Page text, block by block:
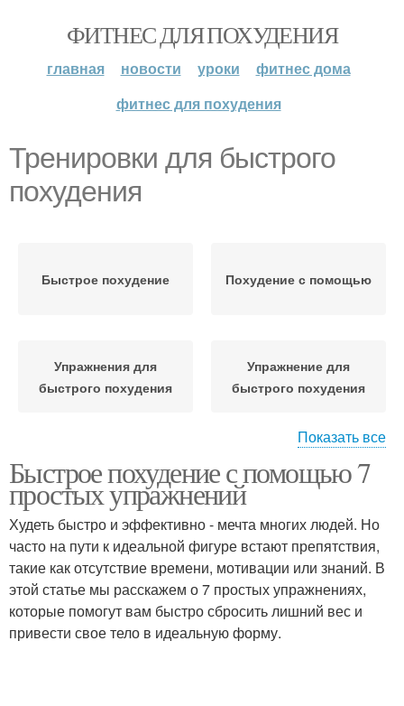
ФИТНЕС ДЛЯ ПОХУДЕНИЯ
главная новости уроки
фитнес дома
фитнес для похудения
Тренировки для быстрого
похудения
Быстрое похудение Похудение с помощью
Упражнения для
быстрого похудения
Упражнение для
быстрого похудения
Похудения без диеты
Показать все
Быстрое похудение с помощью 7
простых упражнений
Худеть быстро и эффективно - мечта многих людей. Но
часто на пути к идеальной фигуре встают препятствия,
такие как отсутствие времени, мотивации или знаний. В
этой статье мы расскажем о 7 простых упражнениях,
которые помогут вам быстро сбросить лишний вес и
привести свое тело в идеальную форму.